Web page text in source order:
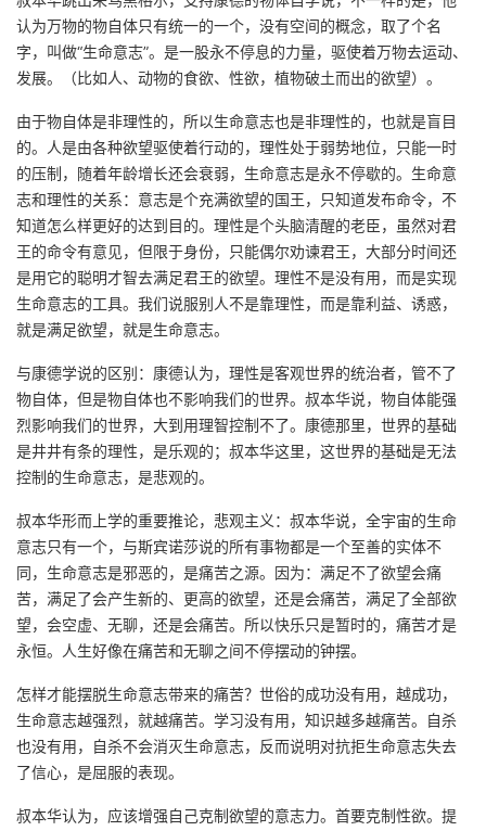
认为万物的物自体只有统一的一个，没有空间的概念，取了个名
字，叫做“生命意志”。是一股永不停息的力量，驱使着万物去运动、
发展。（比如人、动物的食欲、性欲，植物破土而出的欲望）。
由于物自体是非理性的，所以生命意志也是非理性的，也就是盲目
的。人是由各种欲望驱使着行动的，理性处于弱势地位，只能一时
的压制，随着年龄增长还会衰弱，生命意志是永不停歇的。生命意
志和理性的关系：意志是个充满欲望的国王，只知道发布命令，不
知道怎么样更好的达到目的。理性是个头脑清醒的老臣，虽然对君
王的命令有意见，但限于身份，只能偶尔劝谏君王，大部分时间还
是用它的聪明才智去满足君王的欲望。理性不是没有用，而是实现
生命意志的工具。我们说服别人不是靠理性，而是靠利益、诱惑，
就是满足欲望，就是生命意志。
与康德学说的区别：康德认为，理性是客观世界的统治者，管不了
物自体，但是物自体也不影响我们的世界。叔本华说，物自体能强
烈影响我们的世界，大到用理智控制不了。康德那里，世界的基础
是井井有条的理性，是乐观的；叔本华这里，这世界的基础是无法
控制的生命意志，是悲观的。
叔本华形而上学的重要推论，悲观主义：叔本华说，全宇宙的生命
意志只有一个，与斯宾诺莎说的所有事物都是一个至善的实体不
同，生命意志是邪恶的，是痛苦之源。因为：满足不了欲望会痛
苦，满足了会产生新的、更高的欲望，还是会痛苦，满足了全部欲
望，会空虚、无聊，还是会痛苦。所以快乐只是暂时的，痛苦才是
永恒。人生好像在痛苦和无聊之间不停摆动的钟摆。
怎样才能摆脱生命意志带来的痛苦？世俗的成功没有用，越成功，
生命意志越强烈，就越痛苦。学习没有用，知识越多越痛苦。自杀
也没有用，自杀不会消灭生命意志，反而说明对抗拒生命意志失去
了信心，是屈服的表现。
叔本华认为，应该增强自己克制欲望的意志力。首要克制性欲。提